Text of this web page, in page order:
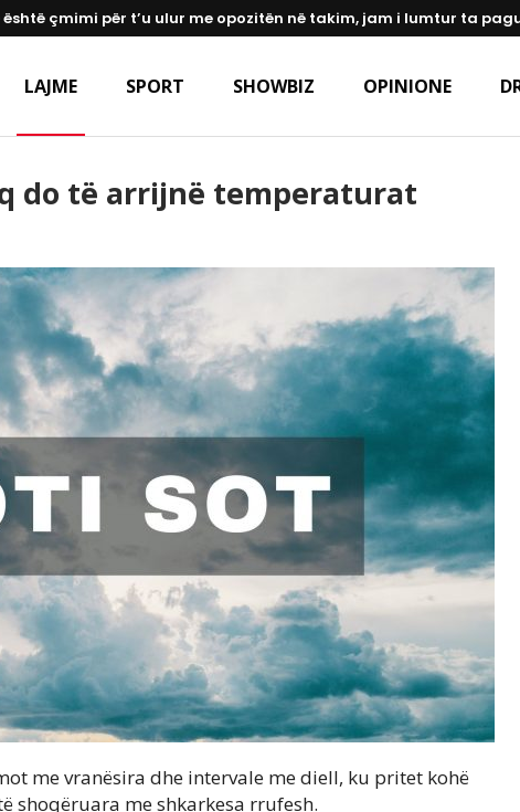
është çmimi për t’u ulur me opozitën në takim, jam i lumtur ta
LAJME SPORT SHOWBIZ OPINIONE
do të arrijnë temperaturat
me vranësira dhe intervale me diell, ku pritet kohë
shoqëruara me shkarkesa rrufesh.